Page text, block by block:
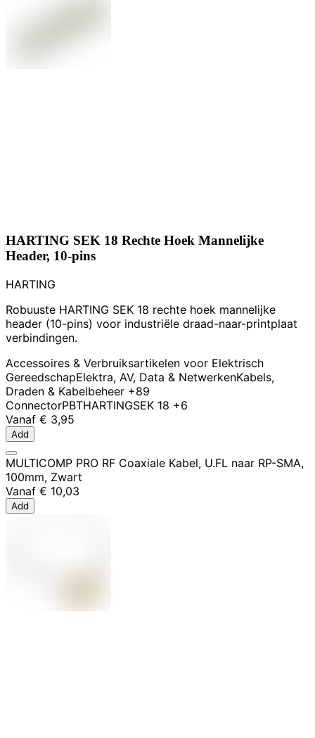
HARTING SEK 18 Rechte Hoek Mannelijke
Header, 10-pins
HARTING
Robuuste HARTING SEK 18 rechte hoek mannelijke
header (10-pins) voor industriële draad-naar-printplaat
verbindingen.
Accessoires & Verbruiksartikelen voor Elektrisch
GereedschapElektra, AV, Data & NetwerkenKabels,
Draden & Kabelbeheer +89
ConnectorPBTHARTINGSEK 18 +6
Vanaf € 3,95
Add
MULTICOMP PRO RF Coaxiale Kabel, U.FL naar RP-SMA,
100mm, Zwart
Vanaf € 10,03
Add